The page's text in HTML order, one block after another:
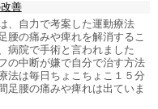
善
、自力で考案した運動療法
腰の痛みや痺れを解消するこ
病院で手術と言われました
の中断が嫌で自分で治す方法
法は毎日ちょこちょこ１５分
足腰の痛みや痺れは出ていま